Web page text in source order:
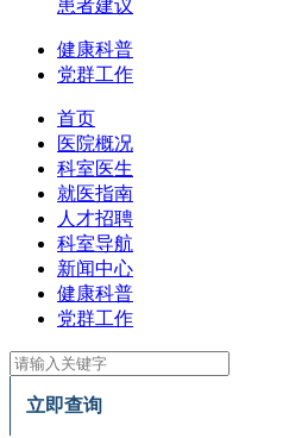
患者建议
健康科普
党群工作
首页
医院概况
科室医生
就医指南
人才招聘
科室导航
新闻中心
健康科普
党群工作
立即查询